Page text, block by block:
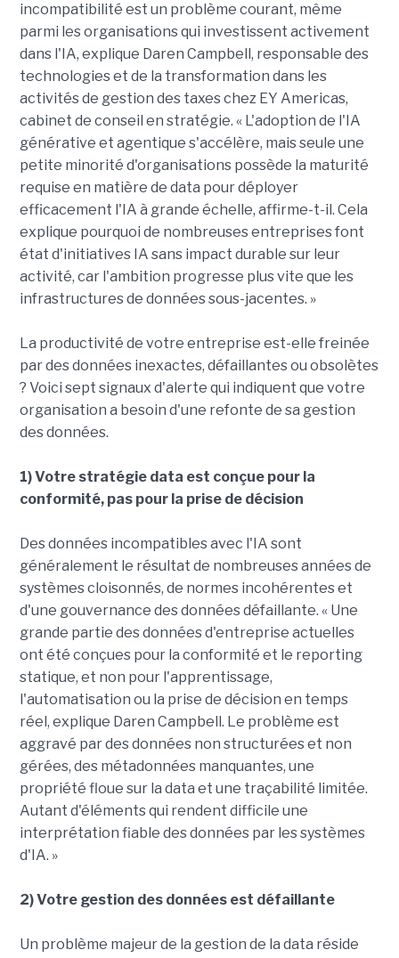
incompatibilité est un problème courant, même
parmi les organisations qui investissent activement
dans l'IA, explique Daren Campbell, responsable des
technologies et de la transformation dans les
activités de gestion des taxes chez EY Americas,
cabinet de conseil en stratégie. « L'adoption de l'IA
générative et agentique s'accélère, mais seule une
petite minorité d'organisations possède la maturité
requise en matière de data pour déployer
efficacement l'IA à grande échelle, affirme-t-il. Cela
explique pourquoi de nombreuses entreprises font
état d'initiatives IA sans impact durable sur leur
activité, car l'ambition progresse plus vite que les
infrastructures de données sous-jacentes. »
La productivité de votre entreprise est-elle freinée
par des données inexactes, défaillantes ou obsolètes
? Voici sept signaux d'alerte qui indiquent que votre
organisation a besoin d'une refonte de sa gestion
des données.
1) Votre stratégie data est conçue pour la
conformité, pas pour la prise de décision
Des données incompatibles avec l'IA sont
généralement le résultat de nombreuses années de
systèmes cloisonnés, de normes incohérentes et
d'une gouvernance des données défaillante. « Une
grande partie des données d'entreprise actuelles
ont été conçues pour la conformité et le reporting
statique, et non pour l'apprentissage,
l'automatisation ou la prise de décision en temps
réel, explique Daren Campbell. Le problème est
aggravé par des données non structurées et non
gérées, des métadonnées manquantes, une
propriété floue sur la data et une traçabilité limitée.
Autant d'éléments qui rendent difficile une
interprétation fiable des données par les systèmes
d'IA. »
2) Votre gestion des données est défaillante
Un problème majeur de la gestion de la data réside